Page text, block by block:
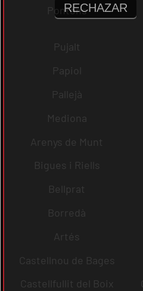
Pontons
Pujalt
Papiol
Pallejà
Mediona
Arenys de Munt
Bigues i Riells
Bellprat
Borredà
Artés
Castellnou de Bages
Castellfullit del Boix
RECHAZAR